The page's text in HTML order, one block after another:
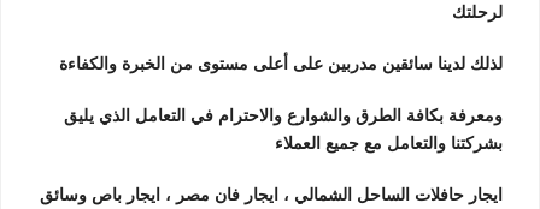
لرحلتك
لذلك لدينا سائقين مدربين على أعلى مستوى من الخبرة والكفاءة
ومعرفة بكافة الطرق والشوارع والاحترام في التعامل الذي يليق
بشركتنا والتعامل مع جميع العملاء
ايجار حافلات الساحل الشمالي ، ايجار فان مصر ، ايجار باص وسائق